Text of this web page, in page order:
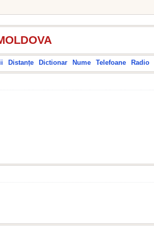
Distanțe Dictionar Nume Telefoane Radio